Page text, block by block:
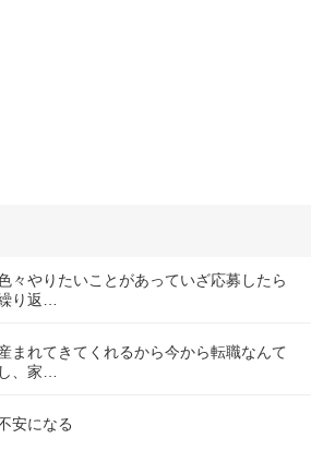
々やりたいことがあっていざ応募したら
り返…
まれてきてくれるから今から転職なんて
、家…
安になる